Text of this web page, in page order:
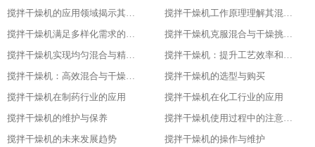
搅拌干燥机的应用领域揭示其广泛的使用范围
搅拌干燥机工作原理理解其混合与干燥过程的细节
搅拌干燥机满足多样化需求的强大工具
搅拌干燥机克服混合与干燥挑战的关键
搅拌干燥机实现均匀混合与精确控制的秘诀
搅拌干燥机：提升工艺效率和产量的必备设备
搅拌干燥机：高效混合与干燥的理想选择
搅拌干燥机的选型与购买
搅拌干燥机在制药行业的应用
搅拌干燥机在化工行业的应用
搅拌干燥机的维护与保养
搅拌干燥机使用过程中的注意事项
搅拌干燥机的未来发展趋势
搅拌干燥机的操作与维护